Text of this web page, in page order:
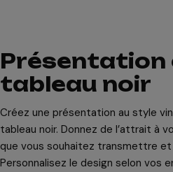
Présentation
tableau noir
Créez une présentation au style
tableau noir. Donnez de l’attrait à
que vous souhaitez transmettre
Personnalisez le design selon vos